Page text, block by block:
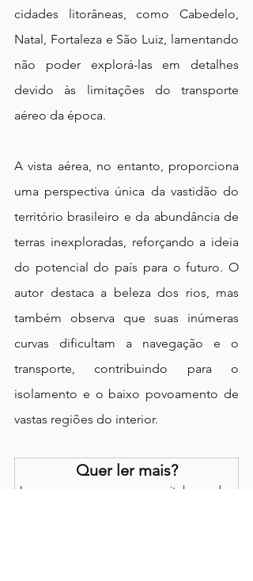
cidades litorâneas, como Cabedelo,
Natal, Fortaleza e São Luiz, lamentando
não poder explorá-las em detalhes
devido às limitações do transporte
aéreo da época.
A vista aérea, no entanto, proporciona
uma perspectiva única da vastidão do
território brasileiro e da abundância de
terras inexploradas, reforçando a ideia
do potencial do país para o futuro. O
autor destaca a beleza dos rios, mas
também observa que suas inúmeras
curvas dificultam a navegação e o
transporte, contribuindo para o
isolamento e o baixo povoamento de
vastas regiões do interior.
Quer ler mais?
Inscreva-se em resumoporcapitulo.com.br